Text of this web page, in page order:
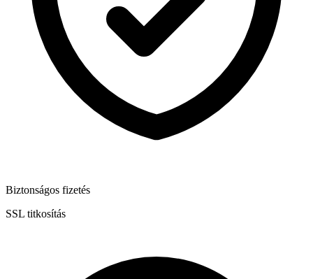
Biztonságos fizetés
SSL titkosítás